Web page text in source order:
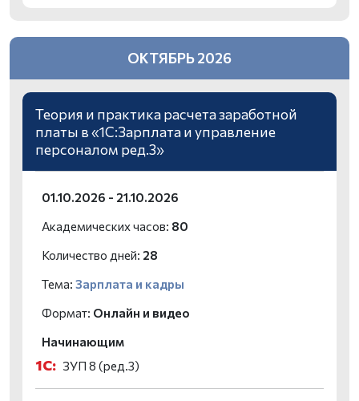
ОКТЯБРЬ 2026
Теория и практика расчета заработной
платы в «1С:Зарплата и управление
персоналом ред.3»
01.10.2026 - 21.10.2026
Академических часов: 80
Количество дней: 28
Тема: Зарплата и кадры
Формат: Онлайн и видео
Начинающим
1С: ЗУП 8 (ред.3)